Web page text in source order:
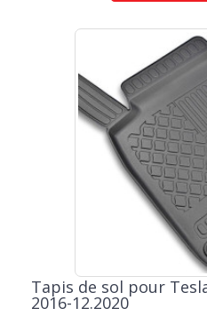
Tapis de sol pour
2016-12.2020